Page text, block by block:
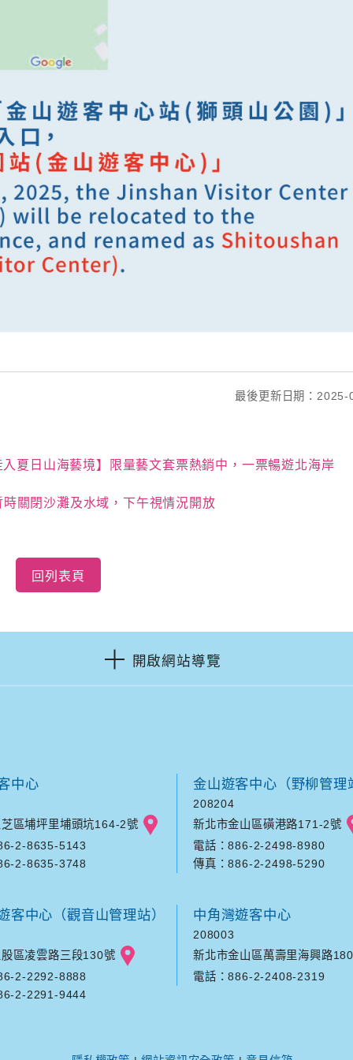
最後更新日期：
夏日山海藝境】限量藝文套票熱銷中，一票暢遊北海岸
關閉沙灘及水域，下午視情況開放
回列表頁
開啟網站導覽
中心
區埔坪里埔頭坑164-2號
2-8635-5143
2-8635-3748
金山遊客中心（野柳管理
208204
新北市金山區磺港路171-2號
電話：886-2-2498-8980
傳真：886-2-2498-5290
客中心（觀音山管理站）
區凌雲路三段130號
2-2292-8888
2-2291-9444
中角灣遊客中心
208003
新北市金山區萬壽里海興路
電話：886-2-2408-2319